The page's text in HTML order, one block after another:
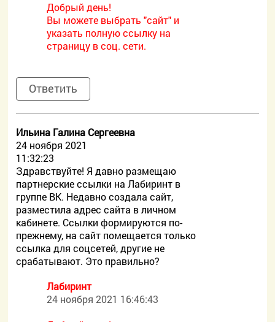
Добрый день!
Вы можете выбрать "сайт" и
указать полную ссылку на
страницу в соц. сети.
Ответить
Ильина Галина Сергеевна
24 ноября 2021
11:32:23
Здравствуйте! Я давно размещаю
партнерские ссылки на Лабиринт в
группе ВК. Недавно создала сайт,
разместила адрес сайта в личном
кабинете. Ссылки формируются по-
прежнему, на сайт помещается только
ссылка для соцсетей, другие не
срабатывают. Это правильно?
Лабиринт
24 ноября 2021 16:46:43